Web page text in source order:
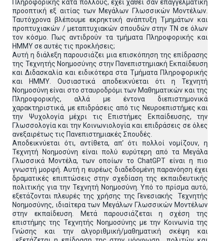
Πληροφορικής κατά πολλούς, έχει χαθεί σαν επαγγελματική
προοπτική εξ αιτίας των Μεγάλων Γλωσσικών Μοντέλων.
Ταυτόχρονα βλέπουμε εκρηκτική ανάπτυξη Τμημάτων και
προπτυχιακών / μεταπτυχιακών σπουδών στην ΤΝ σε όλων
τον κόσμο. Πως αντιδρούν τα τμήματα Πληροφορικής και
ΗΜΜΥ σε αυτές τις προκλήσεις;
Αυτή η διάλεξη παρουσιάζει μια επισκόπηση της επίδρασης
της Τεχνητής Νοημοσύνης στην Πανεπιστημιακή Εκπαίδευση
και Διδασκαλία και ειδικότερα στα Τμήματα Πληροφορικής
και ΗΜΜΥ. Ουσιαστικά αποδεικνύεται ότι η Τεχνητή
Νοημοσύνη είναι στο σταυροδρόμι των Μαθηματικών και της
Πληροφορικής, αλλά με έντονα διεπιστημονικά
χαρακτηριστικά, με επιδράσεις από τις Νευροεπιστήμες και
την Ψυχολογία μέχρι τις Επιστήμες Εκπαίδευσης, την
Γλωσσολογία και την Κοινωνιολογία και επιδράσεις σε όλες
ανεξαιρέτως τις Πανεπιστημιακές Σπουδές.
Αποδεικνύεται ότι, αντίθετα, απ’ ότι πολλοί νομίζουν, η
Τεχνητή Νοημοσύνη είναι πολύ ευρύτερη από τα Μεγάλα
Γλωσσικά Μοντέλα, των οποίων το ChatGPT είναι η πιο
γνωστή μορφή. Αυτή η ευρέως διαδεδομένη παρανόηση έχει
δραματικές επιπτώσεις στην σχεδίαση της εκπαιδευτικής
πολιτικής για την Τεχνητή Νοημοσύνη. Υπό το πρίσμα αυτό,
εξετάζονται πλευρές της χρήσης της Γενεσιακής Τεχνητής
Νοημοσύνης, ιδιαίτερα των Μεγάλων Γλωσσικών Μοντέλων
στην εκπαίδευση. Μετά παρουσιάζεται η σχέση της
επιστήμης της Τεχνητής Νοημοσύνης με την Κοινωνία της
Γνώσης και την αλγοριθμική/μαθηματική σκέψη και